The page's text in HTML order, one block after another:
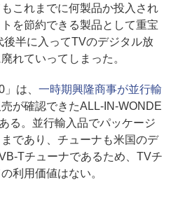
これまでに何製品か投入され
を節約できる製品として重宝
後半に入ってTVのデジタル放
れていってしまった。
は、 一時期興隆商事が並行輸
売が確認できたALL-IN-WONDE
る。並行輸入品でパッケージ
であり、チューナも米国のデ
Tチューナであるため、TVチ
利用価値はない。